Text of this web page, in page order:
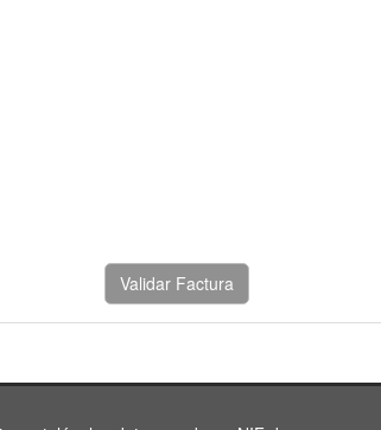
Validar Factura